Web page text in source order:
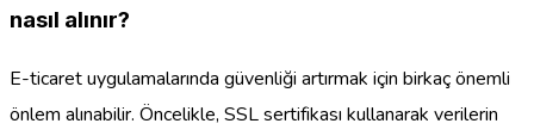
nasıl alınır?
E-ticaret uygulamalarında güvenliği artırmak için birkaç önemli
önlem alınabilir. Öncelikle, SSL sertifikası kullanarak verilerin